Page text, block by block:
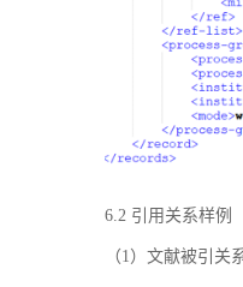
6.2 引用关系样例
（1）文献被引关